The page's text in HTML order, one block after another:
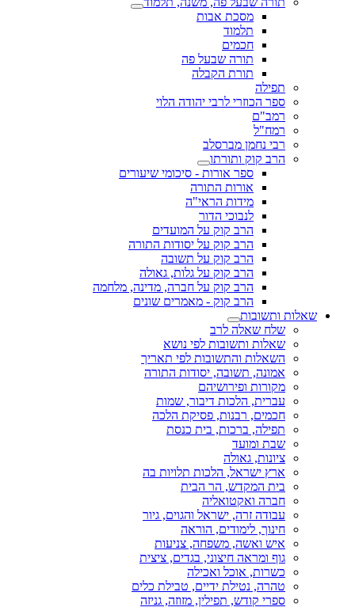
מסכת אבות
תלמוד
חכמים
תורה שבעל פה
תורת הקבלה
תפילה
ספר הכוזרי לרבי יהודה הלוי
רמב"ם
רמח"ל
רבי נחמן מברסלב
הרב קוק ותורתו
ספר אורות - סיכומי שיעורים
אורות התורה
מידות הראי"ה
לנבוכי הדור
הרב קוק על המועדים
הרב קוק על יסודות התורה
הרב קוק על תשובה
הרב קוק על גלות, גאולה
הרב קוק על חברה, מדינה, מלחמה
הרב קוק - מאמרים שונים
שאלות ותשובות
שלח שאלה לרב
שאלות ותשובות לפי נושא
השאלות והתשובות לפי תאריך
אמונה, תשובה, יסודות התורה
מקורות ופירושיהם
עברית, הלכות דיבור, שמות
חכמים, רבנות, פסיקת הלכה
תפילה, ברכות, בית כנסת
שבת ומועד
ציונות, גאולה
ארץ ישראל, הלכות תלויות בה
בית המקדש, הר הבית
חברה ואקטואליה
עבודה זרה, ישראל והגוים, גיור
חינוך, לימודים, הוראה
איש ואשה, משפחה, צניעות
גוף ומראה חיצוני, בגדים, ציצית
כשרות, אוכל ואכילה
טהרה, נטילת ידיים, טבילת כלים
ספרי קודש, תפילין, מזוזה, גניזה